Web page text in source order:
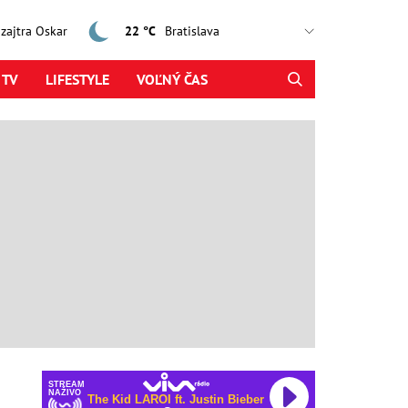
Oskar 22 °C
LIFESTYLE VOĽNÝ ČAS
STREAM
NAŽIVO
The Kid LAROI ft. Justin Bieber